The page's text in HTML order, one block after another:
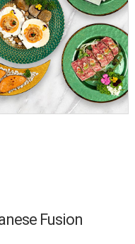
ĐĂNG KÝ
Fusion